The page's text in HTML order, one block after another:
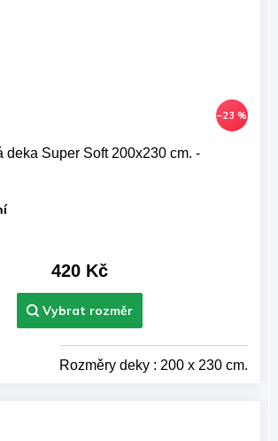
–23 %
deka Super Soft 200x230 cm. -
420 Kč
Rozměry deky : 200 x 230 cm.